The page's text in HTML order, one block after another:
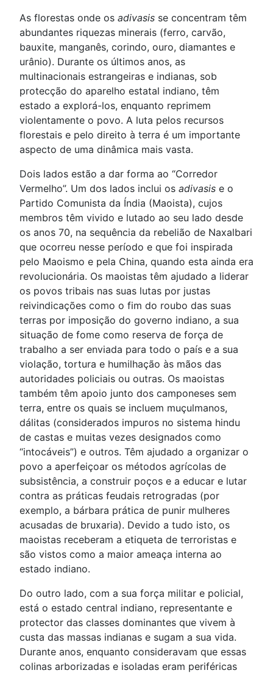
As florestas onde os adivasis se concentram têm
abundantes riquezas minerais (ferro, carvão,
bauxite, manganês, corindo, ouro, diamantes e
urânio). Durante os últimos anos, as
multinacionais estrangeiras e indianas, sob
protecção do aparelho estatal indiano, têm
estado a explorá-los, enquanto reprimem
violentamente o povo. A luta pelos recursos
florestais e pelo direito à terra é um importante
aspecto de uma dinâmica mais vasta.
Dois lados estão a dar forma ao “Corredor
Vermelho”. Um dos lados inclui os adivasis e o
Partido Comunista da Índia (Maoista), cujos
membros têm vivido e lutado ao seu lado desde
os anos 70, na sequência da rebelião de Naxalbari
que ocorreu nesse período e que foi inspirada
pelo Maoismo e pela China, quando esta ainda era
revolucionária. Os maoistas têm ajudado a liderar
os povos tribais nas suas lutas por justas
reivindicações como o fim do roubo das suas
terras por imposição do governo indiano, a sua
situação de fome como reserva de força de
trabalho a ser enviada para todo o país e a sua
violação, tortura e humilhação às mãos das
autoridades policiais ou outras. Os maoistas
também têm apoio junto dos camponeses sem
terra, entre os quais se incluem muçulmanos,
dálitas (considerados impuros no sistema hindu
de castas e muitas vezes designados como
“intocáveis”) e outros. Têm ajudado a organizar o
povo a aperfeiçoar os métodos agrícolas de
subsistência, a construir poços e a educar e lutar
contra as práticas feudais retrogradas (por
exemplo, a bárbara prática de punir mulheres
acusadas de bruxaria). Devido a tudo isto, os
maoistas receberam a etiqueta de terroristas e
são vistos como a maior ameaça interna ao
estado indiano.
Do outro lado, com a sua força militar e policial,
está o estado central indiano, representante e
protector das classes dominantes que vivem à
custa das massas indianas e sugam a sua vida.
Durante anos, enquanto consideravam que essas
colinas arborizadas e isoladas eram periféricas